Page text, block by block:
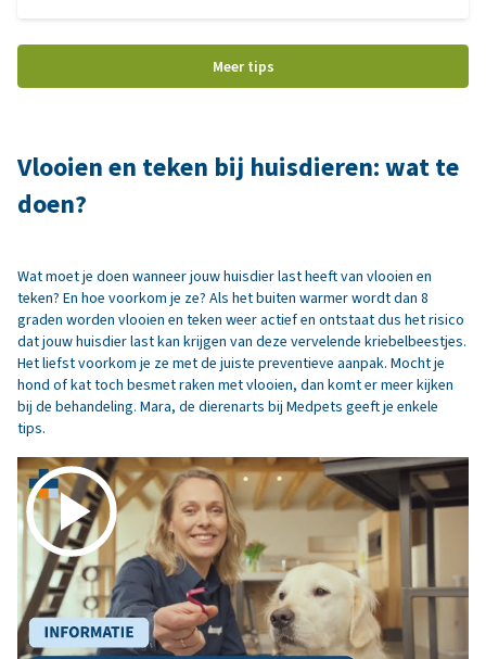
Meer tips
Vlooien en teken bij huisdieren: wat te
doen?
Wat moet je doen wanneer jouw huisdier last heeft van vlooien en
teken? En hoe voorkom je ze? Als het buiten warmer wordt dan 8
graden worden vlooien en teken weer actief en ontstaat dus het risico
dat jouw huisdier last kan krijgen van deze vervelende kriebelbeestjes.
Het liefst voorkom je ze met de juiste preventieve aanpak. Mocht je
hond of kat toch besmet raken met vlooien, dan komt er meer kijken
bij de behandeling. Mara, de dierenarts bij Medpets geeft je enkele
tips.